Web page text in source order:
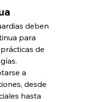
deben
para
de
a
desde
hasta